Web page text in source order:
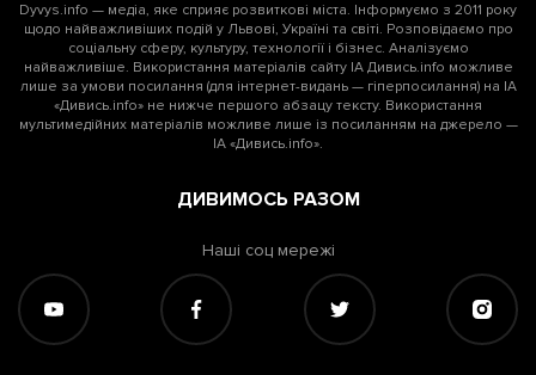
Dyvys.info — медіа, яке сприяє розвиткові міста. Інформуємо з 2011 року
щодо найважливіших подій у Львові, Україні та світі. Розповідаємо про
соціальну сферу, культуру, технології і бізнес. Аналізуємо
найважливіше. Використання матеріалів сайту ІА Дивись.info можливе
лише за умови посилання (для інтернет-видань — гіперпосилання) на ІА
«Дивись.info» не нижче першого абзацу тексту. Використання
мультимедійних матеріалів можливе лише із посиланням на джерело —
ІА «Дивись.info».
ДИВИМОСЬ РАЗОМ
Наші соц мережі